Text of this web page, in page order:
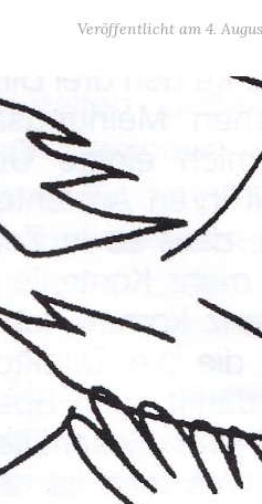
Veröffentlicht am 4.